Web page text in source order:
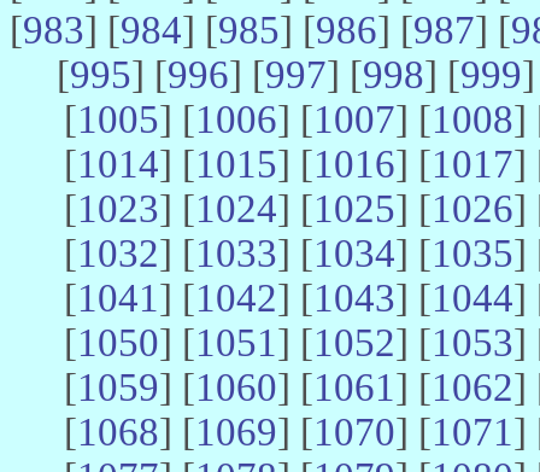
[983] [984] [985] [986] [987] [
[995] [996] [997] [998] [999
[1005] [1006] [1007] [1008]
[1014] [1015] [1016] [1017]
[1023] [1024] [1025] [1026]
[1032] [1033] [1034] [1035]
[1041] [1042] [1043] [1044]
[1050] [1051] [1052] [1053]
[1059] [1060] [1061] [1062]
[1068] [1069] [1070] [1071]